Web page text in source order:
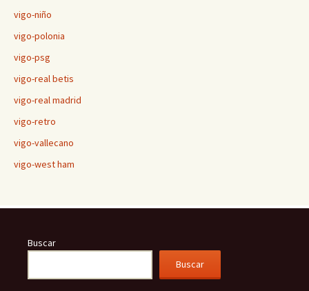
vigo-niño
vigo-polonia
vigo-psg
vigo-real betis
vigo-real madrid
vigo-retro
vigo-vallecano
vigo-west ham
Buscar
Buscar